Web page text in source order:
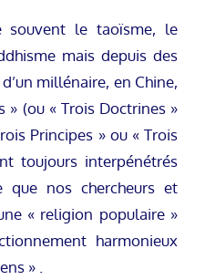
souvent le taoïsme, le
mais depuis des
millénaire, en Chine,
» (ou « Trois Doctrines »
Principes » ou « Trois
toujours interpénétrés
que nos chercheurs et
« religion populaire »
harmonieux
» .